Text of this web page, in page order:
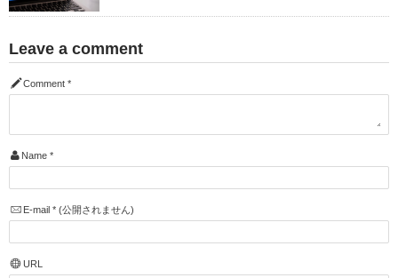
Leave a comment
Comment *
Name *
E-mail *(公開されません)
URL